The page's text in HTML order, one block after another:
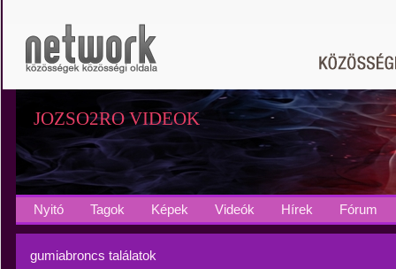
JOZSO2RO VIDEOK
Nyitó Tagok Képek Videók Hírek Fórum
gumiabroncs találatok